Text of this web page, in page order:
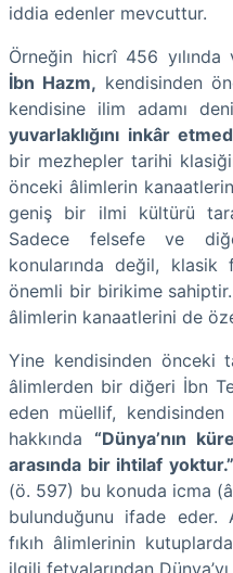
iddia edenler mevcuttur.
Örneğin hicrî 456
İbn Hazm, kendisinden
kendisine ilim adamı
yuvarlaklığını inkâr
bir mezhepler tarihi
önceki âlimlerin
geniş bir ilmi kültürü
Sadece felsefe ve
konularında değil, klasik
önemli bir birikime
âlimlerin kanaatlerini de
Yine kendisinden önceki
âlimlerden bir diğeri İbn
eden müellif,
hakkında “Dünya’nın
arasında bir ihtilaf yoktur.”
(ö. 597) bu konuda icma
bulunduğunu ifade eder.
fıkıh âlimlerinin
ilgili fetvalarından